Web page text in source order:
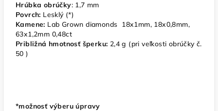
Hrúbka obrúčky: 1,7 mm
Povrch: Lesklý (*)
Kamene: Lab Grown diamonds 18x1mm, 18x0,8mm,
63x1,2mm 0,48ct
Približná hmotnosť šperku: 2,4 g (pri veľkosti obrúčky č.
50 )
*možnosť výberu úpravy